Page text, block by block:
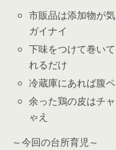
市販品は添加物が
ガイナイ
下味をつけて巻い
れるだけ
冷蔵庫にあれば腹
余った鶏の皮はチ
ゃえ
～今回の台所育児～